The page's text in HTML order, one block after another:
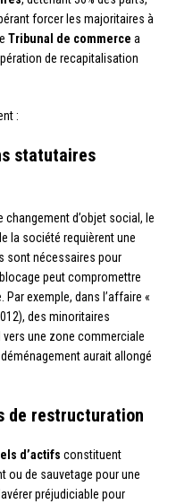
forcer les majoritaires à
Tribunal de commerce a
de recapitalisation
:
statutaires
changement d’objet social, le
la société requièrent une
sont nécessaires pour
peut compromettre
exemple, dans l’affaire «
des minoritaires
une zone commerciale
aurait allongé
de restructuration
d’actifs constituent
ou de sauvetage pour une
préjudiciable pour